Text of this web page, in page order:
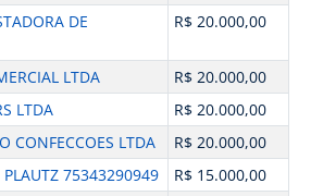
DE
R$ 20.000,00
LTDA
R$ 20.000,00
LTDA
R$ 20.000,00
CONFECCOES LTDA
R$ 20.000,00
PLAUTZ 75343290949
R$ 15.000,00